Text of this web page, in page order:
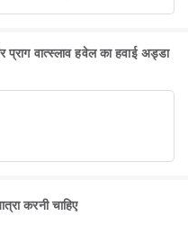
वात्स्लाव हवेल का हवाई अड्डा
करनी चाहिए